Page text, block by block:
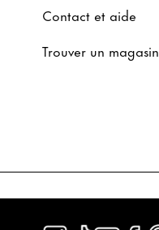
Contact et aide
Trouver un magasin